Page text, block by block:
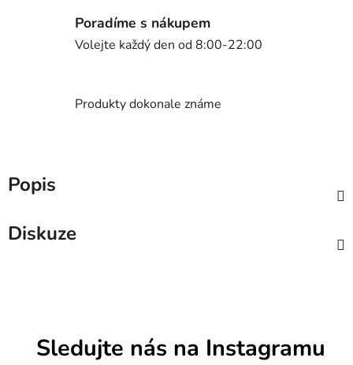
Poradíme s nákupem
Volejte každý den od 8:00-22:00
Produkty dokonale známe
Popis
Diskuze
Sledujte nás na Instagramu